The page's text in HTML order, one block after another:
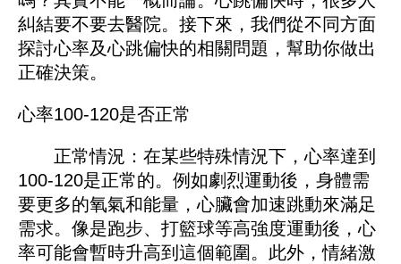
糾結要不要去醫院。接下來，我們從不同方面
探討心率及心跳偏快的相關問題，幫助你做出
正確決策。
心率100-120是否正常
正常情況：在某些特殊情況下，心率達到
100-120是正常的。例如劇烈運動後，身體需
要更多的氧氣和能量，心臟會加速跳動來滿足
需求。像是跑步、打籃球等高強度運動後，心
率可能會暫時升高到這個範圍。此外，情緒激